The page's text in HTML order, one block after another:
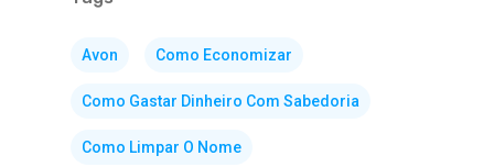
Avon Como Economizar
Como Gastar Dinheiro Com Sabedoria
Como Limpar O Nome